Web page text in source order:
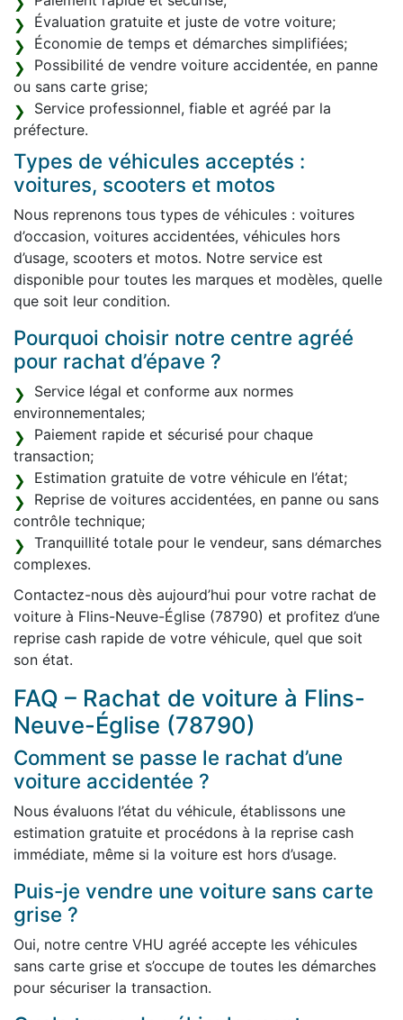
Évaluation gratuite et juste de votre voiture;
Économie de temps et démarches simplifiées;
Possibilité de vendre voiture accidentée, en panne
ou sans carte grise;
Service professionnel, fiable et agréé par la
préfecture.
Types de véhicules acceptés :
voitures, scooters et motos
Nous reprenons tous types de véhicules : voitures
d’occasion, voitures accidentées, véhicules hors
d’usage, scooters et motos. Notre service est
disponible pour toutes les marques et modèles, quelle
que soit leur condition.
Pourquoi choisir notre centre agréé
pour rachat d’épave ?
Service légal et conforme aux normes
environnementales;
Paiement rapide et sécurisé pour chaque
transaction;
Estimation gratuite de votre véhicule en l’état;
Reprise de voitures accidentées, en panne ou sans
contrôle technique;
Tranquillité totale pour le vendeur, sans démarches
complexes.
Contactez-nous dès aujourd’hui pour votre rachat de
voiture à Flins-Neuve-Église (78790) et profitez d’une
reprise cash rapide de votre véhicule, quel que soit
son état.
FAQ – Rachat de voiture à Flins-
Neuve-Église (78790)
Comment se passe le rachat d’une
voiture accidentée ?
Nous évaluons l’état du véhicule, établissons une
estimation gratuite et procédons à la reprise cash
immédiate, même si la voiture est hors d’usage.
Puis-je vendre une voiture sans carte
grise ?
Oui, notre centre VHU agréé accepte les véhicules
sans carte grise et s’occupe de toutes les démarches
pour sécuriser la transaction.